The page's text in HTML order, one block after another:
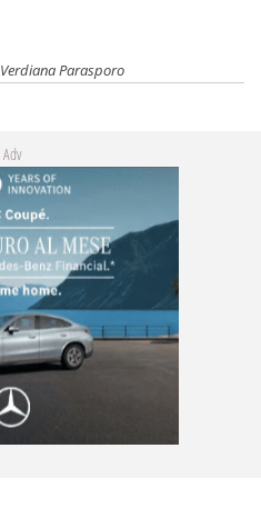
Verdiana Parasporo
Adv